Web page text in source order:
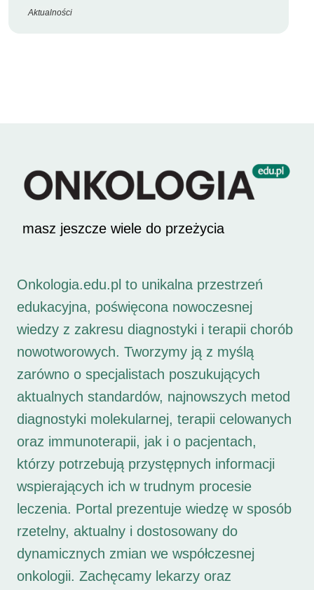
Aktualności
masz jeszcze wiele do przeżycia
Onkologia.edu.pl to unikalna przestrzeń
edukacyjna, poświęcona nowoczesnej
wiedzy z zakresu diagnostyki i terapii chorób
nowotworowych. Tworzymy ją z myślą
zarówno o specjalistach poszukujących
aktualnych standardów, najnowszych metod
diagnostyki molekularnej, terapii celowanych
oraz immunoterapii, jak i o pacjentach,
którzy potrzebują przystępnych informacji
wspierających ich w trudnym procesie
leczenia. Portal prezentuje wiedzę w sposób
rzetelny, aktualny i dostosowany do
dynamicznych zmian we współczesnej
onkologii. Zachęcamy lekarzy oraz